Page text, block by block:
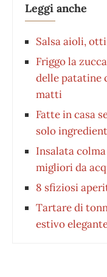
Leggi anche
Salsa aioli,
Friggo la
delle patatine
matti
Fatte in casa
solo
Insalata
migliori da
8 sfiziosi
Tartare di
estivo